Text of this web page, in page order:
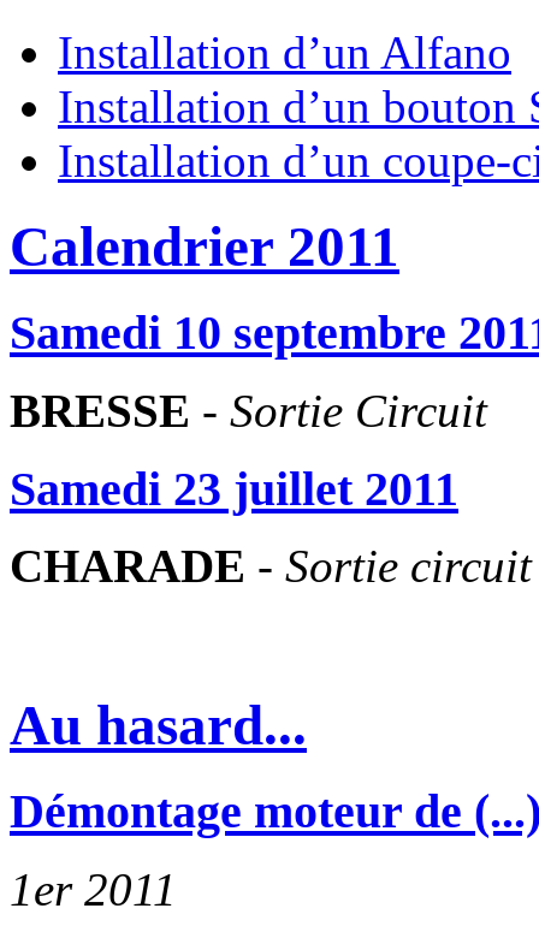
Installation d’un Alfano
Installation d’un bouton
Installation d’un coupe-
Calendrier 2011
Samedi 10 septembre
BRESSE - Sortie Circuit
Samedi 23 juillet 2011
CHARADE - Sortie circuit
Au hasard...
Démontage moteur de
1er 2011